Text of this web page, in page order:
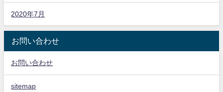
2020年7月
お問い合わせ
お問い合わせ
sitemap